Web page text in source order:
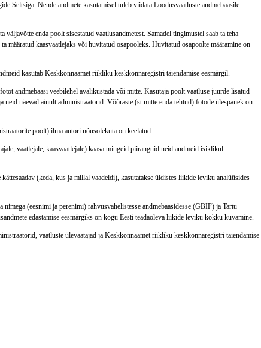
Seltsiga. Nende andmete kasutamisel tuleb viidata Loodusvaatluste andmebaasile.
väljavõtte enda poolt sisestatud vaatlusandmetest. Samadel tingimustel saab ta teha
määratud kaasvaatlejaks või huvitatud osapooleks. Huvitatud osapoolte määramine on
kasutab Keskkonnaamet riikliku keskkonnaregistri täiendamise eesmärgil.
andmebaasi veebilehel avalikustada või mitte. Kasutaja poolt vaatluse juurde lisatud
neid näevad ainult administraatorid. Võõraste (st mitte enda tehtud) fotode ülespanek on
poolt) ilma autori nõusolekuta on keelatud.
vaatlejale, kaasvaatlejale) kaasa mingeid piiranguid neid andmeid isiklikul
(keda, kus ja millal vaadeldi), kasutatakse üldistes liikide leviku analüüsides
nimega (eesnimi ja perenimi) rahvusvahelistesse andmebaasidesse (GBIF) ja Tartu
edastamise eesmärgiks on kogu Eesti teadaoleva liikide leviku kokku kuvamine.
vaatluste ülevaatajad ja Keskkonnaamet riikliku keskkonnaregistri täiendamise